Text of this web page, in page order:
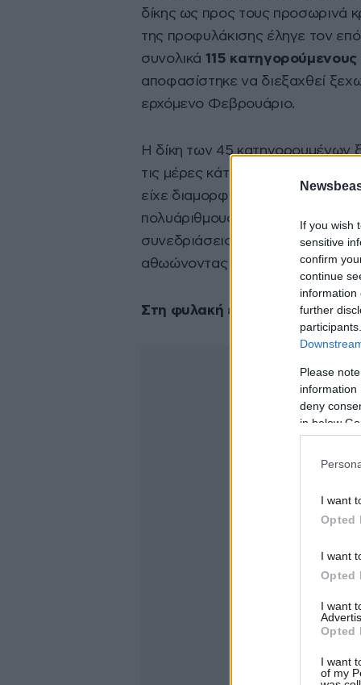
If you wish
sensitive
confirm
continue
information
further
Please
information
deny
in below
I want
Opted
I want
Opted
I want
Opted
I want
of my
δίκης ως προς τους προσωρινά
της προφυλάκισης έληγε τον
συνολικά 115 κατηγορούμενους
αποφασίστηκε να διεξαχθεί
ερχόμενο Φεβρουάριο.
Η δίκη των 45 κατηγορουμένων
τις μέρες κάτω από ενισχυμένα
είχε διαμορφωθεί ειδικά η
πολυάριθμους κατηγορούμενους
συνεδριάσεις, οι δικαστές
αθωώνοντας τους υπόλοιπους
Στη φυλακή επέστρεψαν 37